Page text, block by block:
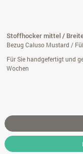
Stoffhocker mittel /
Bezug Caluso Mustard /
Für Sie handgefertigt und
Wochen